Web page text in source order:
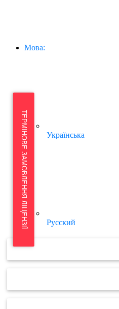
Мова:
Українська
Русский
ВІДЕОУРОКИ ТА ІНСТРУКЦІЇ
ТЕРМІНОВЕ ЗАМОВЛЕННЯ ЛІЦЕНЗІЇ